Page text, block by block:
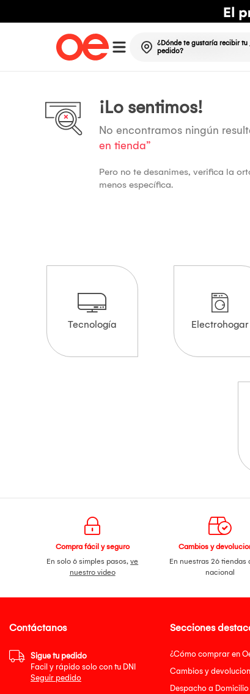
¿Dónde te gustaría recibir tu
pedido?
¡Lo sentimos!
No encontramos ningún
en tienda”
Pero no te desanimes, verifica la
menos específica.
Tecnología Electrohogar
Compra fácil y seguro
En solo 6 simples pasos,ve
nuestro video
Cambios y
En nuestras 26 tiendas
nacional
Secciones
¿Cómo comprar en
Cambios y
Despacho a Domicilio
Contáctanos
Sigue tu pedido
Facil y rápido solo con tu DNI
Seguir pedido